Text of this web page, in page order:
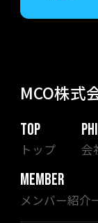
MCO株式
TOP
トップ 会
MEMBER
メンバー紹介